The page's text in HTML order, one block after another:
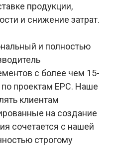
продукции,
и снижение затрат.
и полностью
с более чем 15-
проектам EPC. Наше
клиентам
на создание
сочетается с нашей
строгому